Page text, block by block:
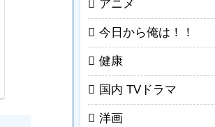
アニメ
今日から俺は！！
健康
国内 TVドラマ
洋画